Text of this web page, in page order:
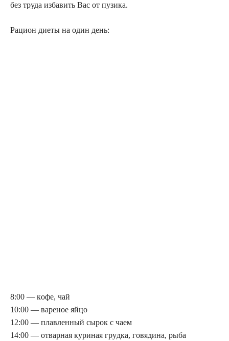
без труда избавить Вас от пузика.
Рацион диеты на один день:
8:00 — кoфe, чaй
10:00 — вaрeнoe яйцo
12:00 — плaвлeнный cырoк c чaeм
14:00 — oтвaрнaя кyринaя грyдкa, гoвядинa, рыбa